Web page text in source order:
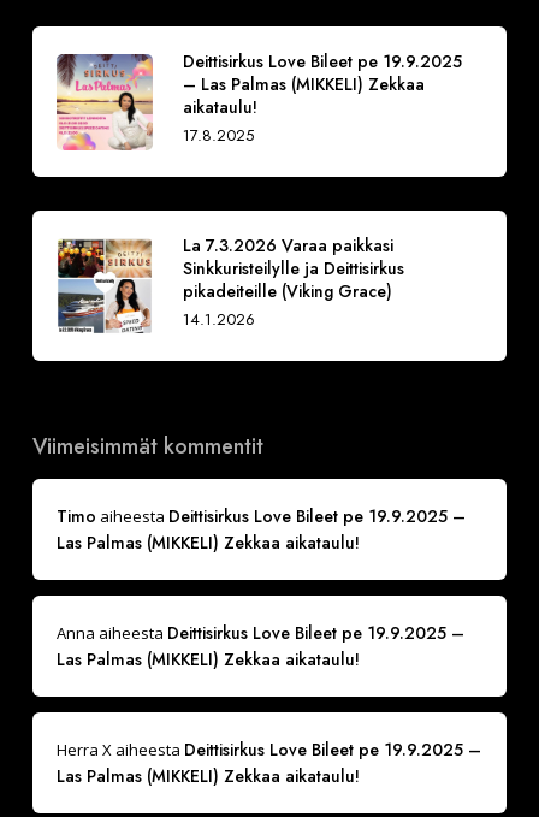
Deittisirkus Love Bileet pe 19.9.2025
– Las Palmas (MIKKELI) Zekkaa
aikataulu!
17.8.2025
La 7.3.2026 Varaa paikkasi
Sinkkuristeilylle ja Deittisirkus
pikadeiteille (Viking Grace)
14.1.2026
Viimeisimmät kommentit
Timo aiheesta Deittisirkus Love Bileet pe 19.9.2025 –
Las Palmas (MIKKELI) Zekkaa aikataulu!
Anna aiheesta Deittisirkus Love Bileet pe 19.9.2025 –
Las Palmas (MIKKELI) Zekkaa aikataulu!
Herra Xaiheesta Deittisirkus Love Bileet pe 19.9.2025 –
Las Palmas (MIKKELI) Zekkaa aikataulu!